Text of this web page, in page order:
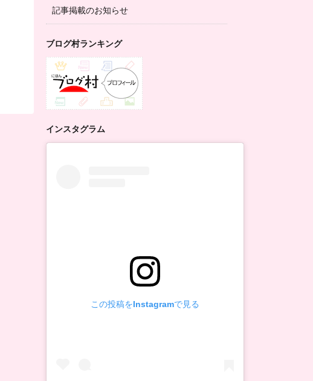
記事掲載のお知らせ
ブログ村ランキング
インスタグラム
この投稿をInstagramで見る